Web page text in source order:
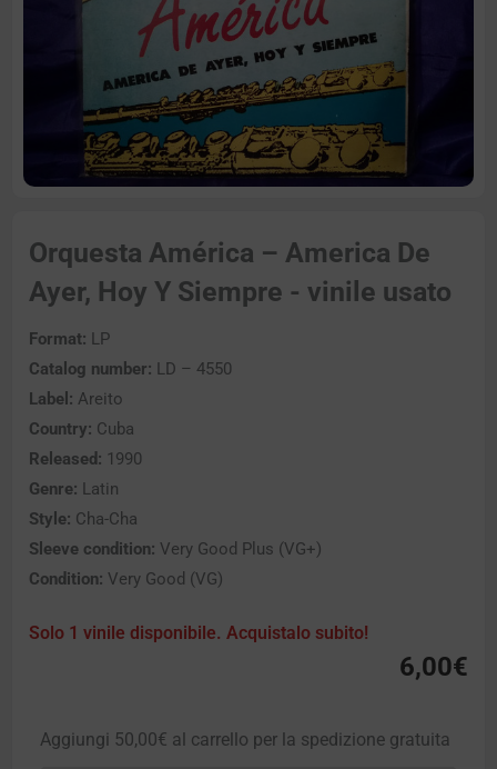
Orquesta América – America De
Ayer, Hoy Y Siempre - vinile usato
Format: LP
Catalog number: LD – 4550
Label: Areito
Country: Cuba
Released: 1990
Genre: Latin
Style: Cha-Cha
Sleeve condition: Very Good Plus (VG+)
Condition: Very Good (VG)
Solo 1 vinile disponibile. Acquistalo subito!
6,00€
Aggiungi 50,00€ al carrello per la spedizione gratuita